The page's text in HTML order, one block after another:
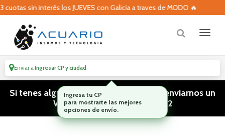
sin interés los JUEVES con Galicia a traves de MODO 🔥
Enviar aIngresar CP y ciudad
Si tenes algún tipo de consulta podes enviarnos un
WhatsApp! (011) 15 5386 3812